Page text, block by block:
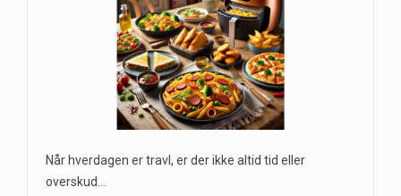
Når hverdagen er travl, er der ikke altid tid eller
overskud…